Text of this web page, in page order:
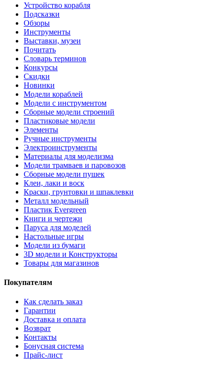
Устройство корабля
Подсказки
Обзоры
Инструменты
Выставки, музеи
Почитать
Словарь терминов
Конкурсы
Скидки
Новинки
Модели кораблей
Модели с инструментом
Сборные модели строений
Пластиковые модели
Элементы
Ручные инструменты
Электроинструменты
Материалы для моделизма
Модели трамваев и паровозов
Сборные модели пушек
Клеи, лаки и воск
Краски, грунтовки и шпаклевки
Металл модельный
Пластик Evergreen
Книги и чертежи
Паруса для моделей
Настольные игры
Модели из бумаги
3D модели и Конструкторы
Товары для магазинов
Покупателям
Как сделать заказ
Гарантии
Доставка и оплата
Возврат
Контакты
Бонусная система
Прайс-лист